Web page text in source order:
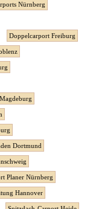
Nürnberg
Doppelcarport Freiburg
Dortmund
Planer Nürnberg
Hannover